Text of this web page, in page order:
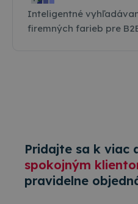
Inteligentné
firemných farieb pre
Pridajte sa k viac
spokojným
pravidelne